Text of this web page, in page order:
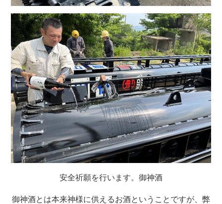
安全祈願を行います。御神酒
御神酒とは本来神様に供えるお酒ということですが、弊